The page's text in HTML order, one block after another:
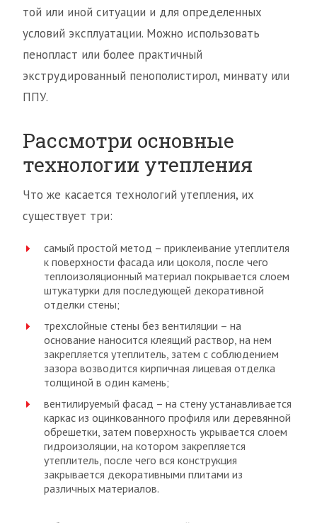
той или иной ситуации и для определенных
условий эксплуатации. Можно использовать
пенопласт или более практичный
экструдированный пенополистирол, минвату или
ППУ.
Рассмотри основные
технологии утепления
Что же касается технологий утепления, их
существует три:
самый простой метод – приклеивание утеплителя
к поверхности фасада или цоколя, после чего
теплоизоляционный материал покрывается слоем
штукатурки для последующей декоративной
отделки стены;
трехслойные стены без вентиляции – на
основание наносится клеящий раствор, на нем
закрепляется утеплитель, затем с соблюдением
зазора возводится кирпичная лицевая отделка
толщиной в один камень;
вентилируемый фасад – на стену устанавливается
каркас из оцинкованного профиля или деревянной
обрешетки, затем поверхность укрывается слоем
гидроизоляции, на котором закрепляется
утеплитель, после чего вся конструкция
закрывается декоративными плитами из
различных материалов.